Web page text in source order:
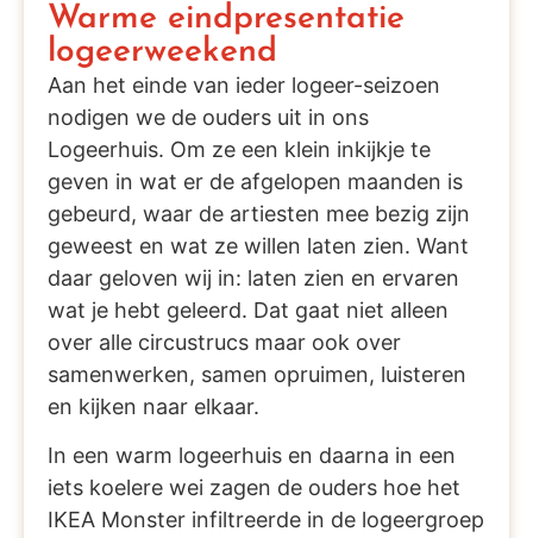
Warme eindpresentatie
logeerweekend
Aan het einde van ieder logeer-seizoen
nodigen we de ouders uit in ons
Logeerhuis. Om ze een klein inkijkje te
geven in wat er de afgelopen maanden is
gebeurd, waar de artiesten mee bezig zijn
geweest en wat ze willen laten zien. Want
daar geloven wij in: laten zien en ervaren
wat je hebt geleerd. Dat gaat niet alleen
over alle circustrucs maar ook over
samenwerken, samen opruimen, luisteren
en kijken naar elkaar.
In een warm logeerhuis en daarna in een
iets koelere wei zagen de ouders hoe het
IKEA Monster infiltreerde in de logeergroep